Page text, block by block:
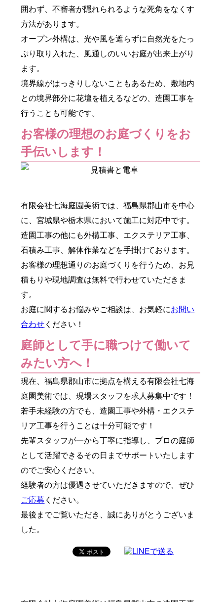
囲わず、不審者が隠れられるような死角をなくす
方法があります。
オープン外構は、光や風を遮らずに自然光をたっ
ぷり取り入れた、風通しのいいお庭が出来上がり
ます。
境界線がはっきりしないこともあるため、敷地内
との境界部分に花壇を植えるなどの、造園工事を
行うことも可能です。
お客様の理想のお庭づくりをお
手伝いします！
有限会社七海庭園美術では、福島県郡山市を中心
に、宮城県や栃木県において施工に対応中です。
造園工事の他にも外構工事、エクステリア工事、
石積み工事、解体作業などを手掛けております。
お客様の理想通りのお庭づくりを行うため、お見
積もりや現地調査は無料で行わせていただきま
す。
お庭に関するお悩みやご相談は、お気軽にお問い
合わせください！
庭師として手に職つけて働いて
みたい方へ！
現在、福島県郡山市に拠点を構える有限会社七海
庭園美術では、現場スタッフを求人募集中です！
若手未経験の方でも、造園工事や外構・エクステ
リア工事を行うことは十分可能です！
先輩スタッフが一から丁寧に指導し、プロの庭師
として活躍できるその日までサポートいたします
のでご安心ください。
経験者の方は優遇させていただきますので、ぜひ
ご応募 ください。
最後までご覧いただき、誠にありがとうございま
した。